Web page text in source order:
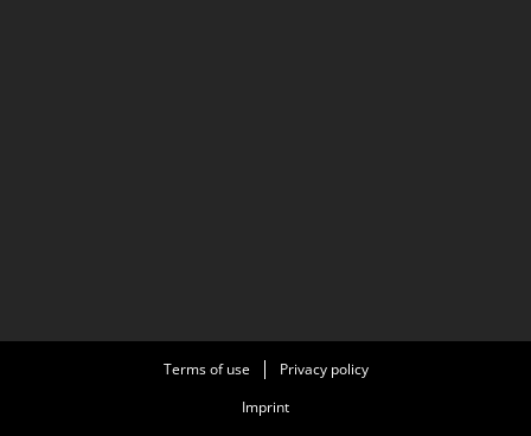
Terms of use
Privacy policy
Imprint